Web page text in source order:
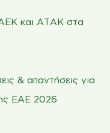
και ΑΤΑΚ στα
& απαντήσεις για
ΕΑΕ 2026